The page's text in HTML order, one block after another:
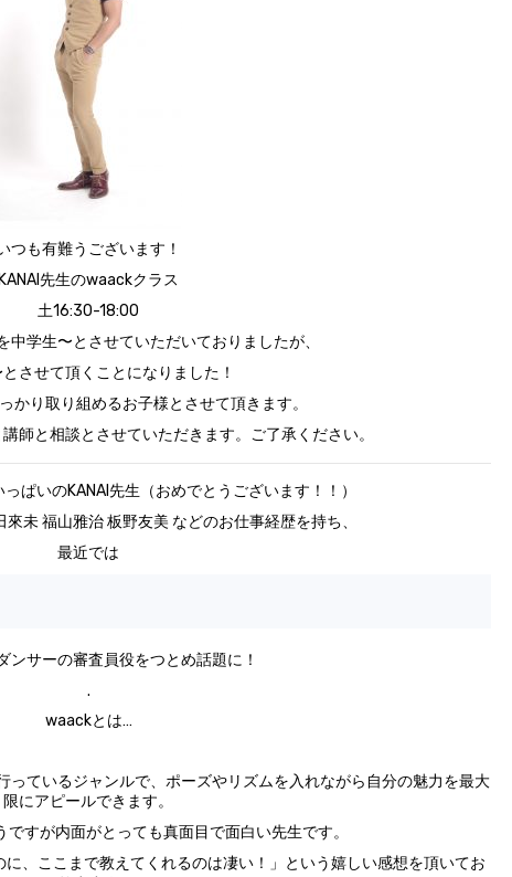
つも有難うございます！
KANAI先生のwaackクラス
土16:30-18:00
中学生〜とさせていただいておりましたが、
させて頂くことになりました！
かり取り組めるお子様とさせて頂きます。
師と相談とさせていただきます。ご了承ください。
ぱいのKANAI先生（おめでとうございます！！）
未 福山雅治 板野友美 などのお仕事経歴を持ち、
最近では
ンサーの審査員役をつとめ話題に！
.
waackとは…
ているジャンルで、ポーズやリズムを入れながら自分の魅力を最大
限にアピールできます。
ですが内面がとっても真面目で面白い先生です。
、ここまで教えてくれるのは凄い！」という嬉しい感想を頂いてお